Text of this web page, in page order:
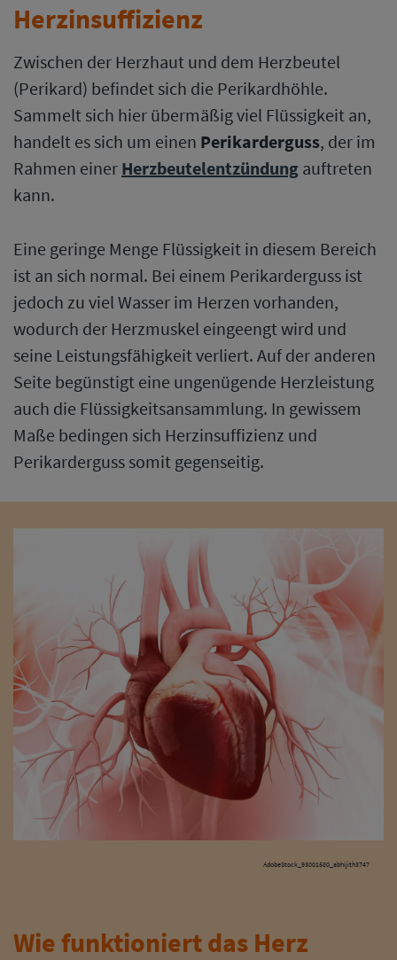
Herzinsuffizienz
Zwischen der Herzhaut und dem Herzbeutel
(Perikard) befindet sich die Perikardhöhle.
Sammelt sich hier übermäßig viel Flüssigkeit an,
handelt es sich um einen Perikarderguss, der im
Rahmen einer Herzbeutelentzündung auftreten
kann.
Eine geringe Menge Flüssigkeit in diesem Bereich
ist an sich normal. Bei einem Perikarderguss ist
jedoch zu viel Wasser im Herzen vorhanden,
wodurch der Herzmuskel eingeengt wird und
seine Leistungsfähigkeit verliert. Auf der anderen
Seite begünstigt eine ungenügende Herzleistung
auch die Flüssigkeitsansammlung. In gewissem
Maße bedingen sich Herzinsuffizienz und
Perikarderguss somit gegenseitig.
AdobeStock_93001580_abhijith3747
Wie funktioniert das Herz